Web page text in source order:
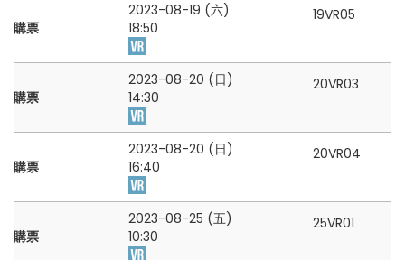
購票
2023-08-19 (六)
18:50
19VR05
購票
2023-08-20 (日)
14:30
20VR03
購票
2023-08-20 (日)
16:40
20VR04
購票
2023-08-25 (五)
10:30
25VR01